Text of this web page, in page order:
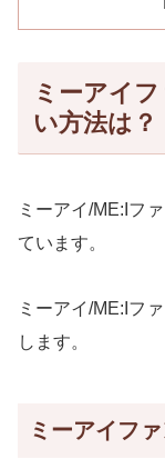
ミーアイ
い方法は？
ミーアイ/ME:Iフ
ています。
ミーアイ/ME:Iフ
します。
ミーアイフ